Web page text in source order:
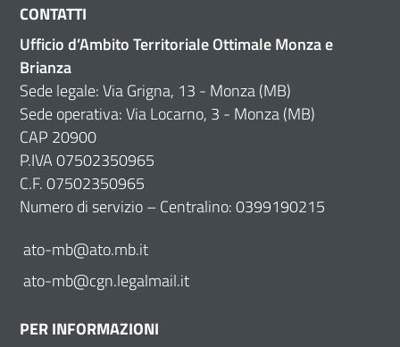
CONTATTI
Ufficio d’Ambito Territoriale Ottimale Monza e
Brianza
Sede legale: Via Grigna, 13 - Monza (MB)
Sede operativa: Via Locarno, 3 - Monza (MB)
CAP 20900
P.IVA 07502350965
C.F. 07502350965
Numero di servizio – Centralino: 0399190215
ato-mb@ato.mb.it
ato-mb@cgn.legalmail.it
PER INFORMAZIONI